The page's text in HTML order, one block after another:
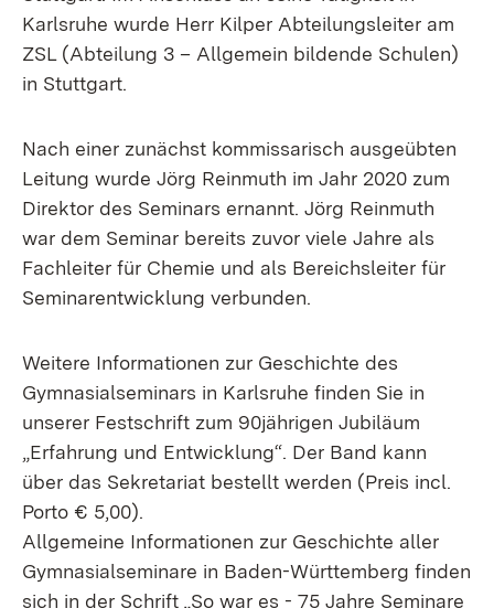
Karlsruhe wurde Herr Kilper Abteilungsleiter am
ZSL (Abteilung 3 – Allgemein bildende Schulen)
in Stuttgart.
Nach einer zunächst kommissarisch ausgeübten
Leitung wurde Jörg Reinmuth im Jahr 2020 zum
Direktor des Seminars ernannt. Jörg Reinmuth
war dem Seminar bereits zuvor viele Jahre als
Fachleiter für Chemie und als Bereichsleiter für
Seminarentwicklung verbunden.
Weitere Informationen zur Geschichte des
Gymnasialseminars in Karlsruhe finden Sie in
unserer Festschrift zum 90jährigen Jubiläum
„Erfahrung und Entwicklung“. Der Band kann
über das Sekretariat bestellt werden (Preis incl.
Porto € 5,00).
Allgemeine Informationen zur Geschichte aller
Gymnasialseminare in Baden-Württemberg finden
sich in der Schrift „So war es - 75 Jahre Seminare